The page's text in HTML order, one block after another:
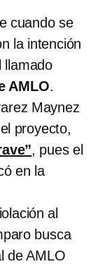
cuando se
la intención
llamado
AMLO.
Maynez
proyecto,
, pues el
en la
al
busca
de AMLO